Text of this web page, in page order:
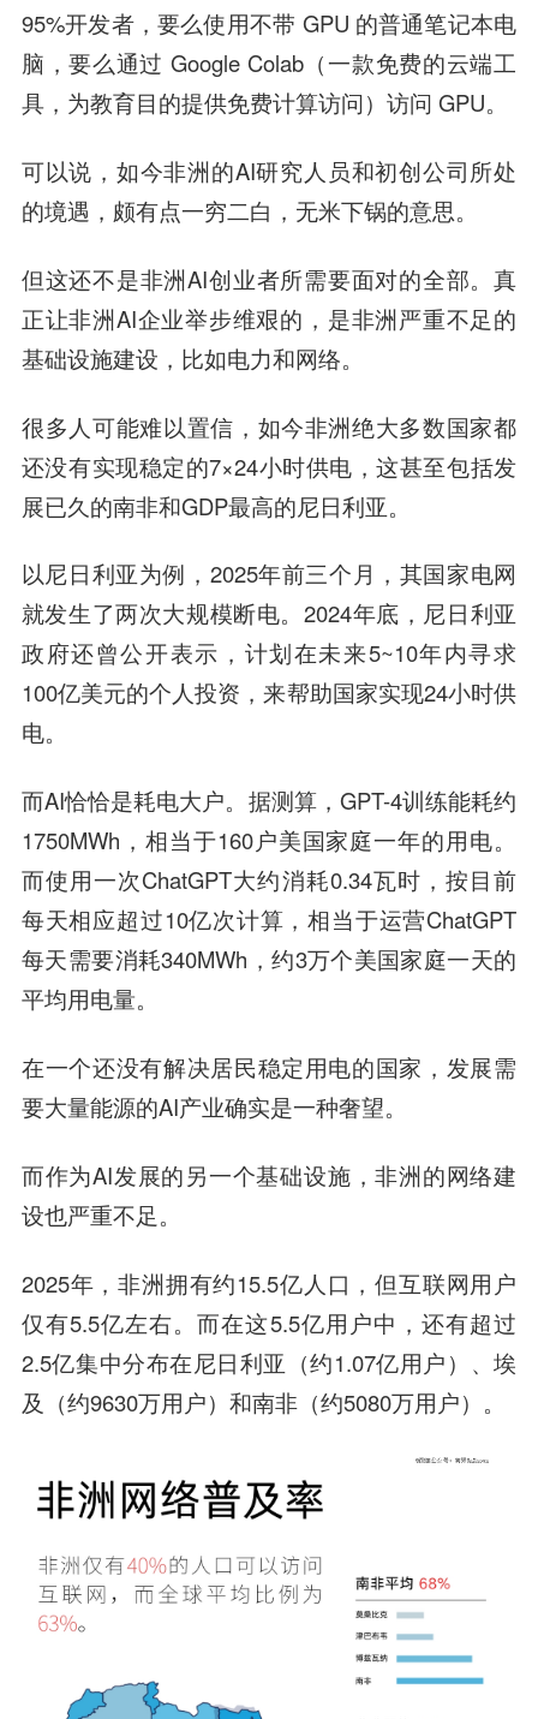
95%开发者，要么使用不带 GPU 的普通笔记本电
脑，要么通过 Google Colab（一款免费的云端工
具，为教育目的提供免费计算访问）访问 GPU。
可以说，如今非洲的AI研究人员和初创公司所处
的境遇，颇有点一穷二白，无米下锅的意思。
但这还不是非洲AI创业者所需要面对的全部。真
正让非洲AI企业举步维艰的，是非洲严重不足的
基础设施建设，比如电力和网络。
很多人可能难以置信，如今非洲绝大多数国家都
还没有实现稳定的7×24小时供电，这甚至包括发
展已久的南非和GDP最高的尼日利亚。
以尼日利亚为例，2025年前三个月，其国家电网
就发生了两次大规模断电。2024年底，尼日利亚
政府还曾公开表示，计划在未来5~10年内寻求
100亿美元的个人投资，来帮助国家实现24小时供
电。
而AI恰恰是耗电大户。据测算，GPT-4训练能耗约
1750MWh，相当于160户美国家庭一年的用电。
而使用一次ChatGPT大约消耗0.34瓦时，按目前
每天相应超过10亿次计算，相当于运营ChatGPT
每天需要消耗340MWh，约3万个美国家庭一天的
平均用电量。
在一个还没有解决居民稳定用电的国家，发展需
要大量能源的AI产业确实是一种奢望。
而作为AI发展的另一个基础设施，非洲的网络建
设也严重不足。
2025年，非洲拥有约15.5亿人口，但互联网用户
仅有5.5亿左右。而在这5.5亿用户中，还有超过
2.5亿集中分布在尼日利亚（约1.07亿用户）、埃
及（约9630万用户）和南非（约5080万用户）。